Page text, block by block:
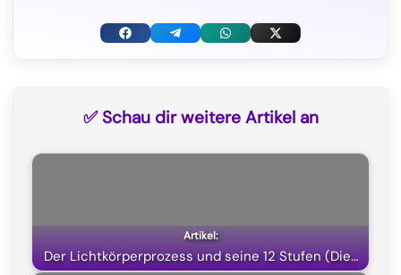
F
o
k
T
a
m
W
p
p
X
T
t
e
✅ Schau dir weitere Artikel an
Der Lichtkörperprozess und seine 12 Stufen (Die…